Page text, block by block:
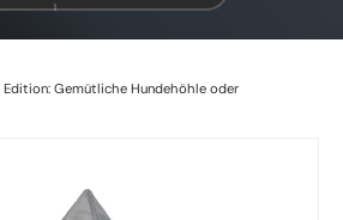
Edition: Gemütliche Hundehöhle oder